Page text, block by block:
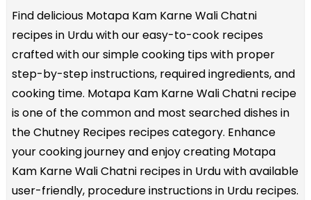
Find delicious Motapa Kam Karne Wali Chatni
recipes in Urdu with our easy-to-cook recipes
crafted with our simple cooking tips with proper
step-by-step instructions, required ingredients, and
cooking time. Motapa Kam Karne Wali Chatni recipe
is one of the common and most searched dishes in
the Chutney Recipes recipes category. Enhance
your cooking journey and enjoy creating Motapa
Kam Karne Wali Chatni recipes in Urdu with available
user-friendly, procedure instructions in Urdu recipes.